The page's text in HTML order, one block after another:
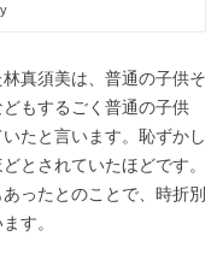
真須美は、普通の子供そ
もするごく普通の子供
たと言います。恥ずかし
とされていたほどです。
ったとのことで、時折別
す。